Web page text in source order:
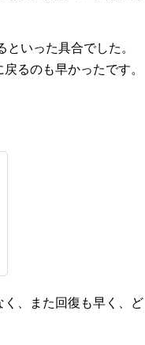
いった具合でした。
るのも早かったです。
、また回復も早く、ど